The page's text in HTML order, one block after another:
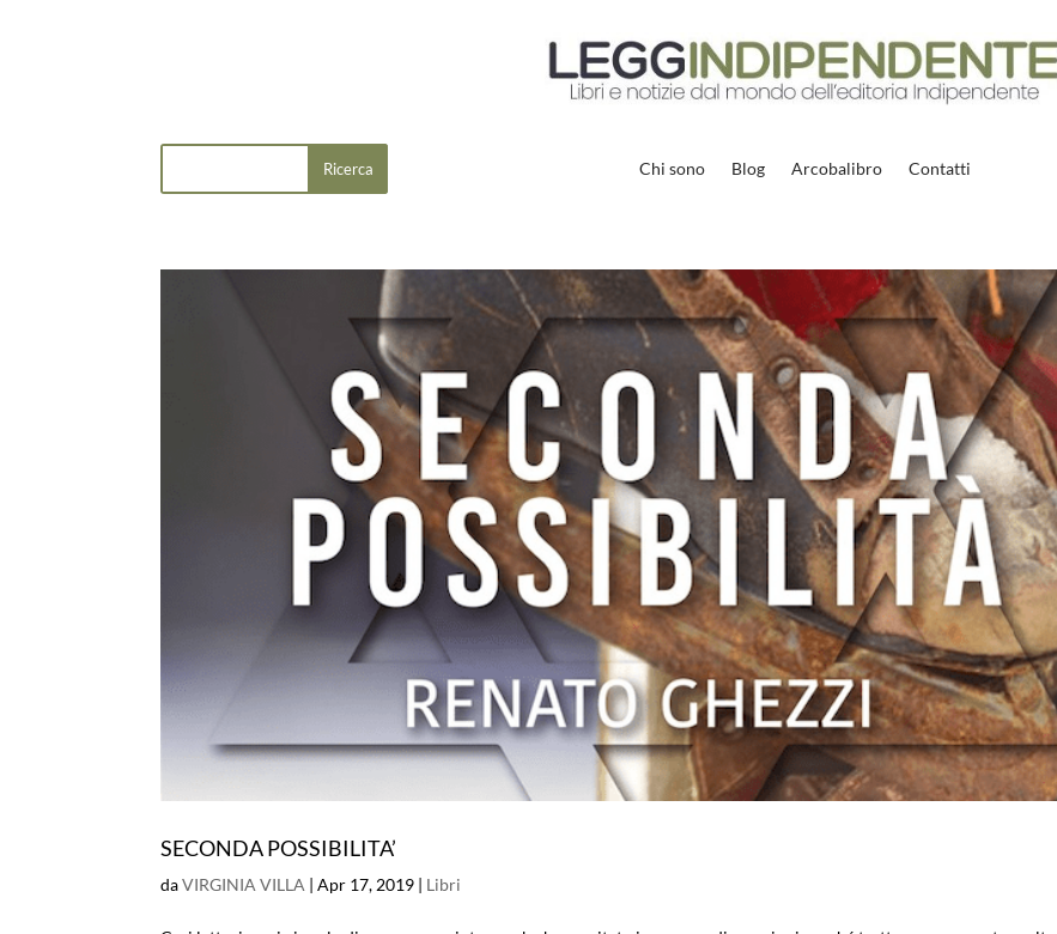
Chi sono Blog Arcobalibro Contatti
SECONDA POSSIBILITA’
daVIRGINIA VILLA |Apr 17, 2019 | Libri